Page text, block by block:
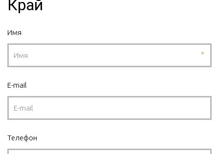
Край
Имя
*
E-mail
Телефон